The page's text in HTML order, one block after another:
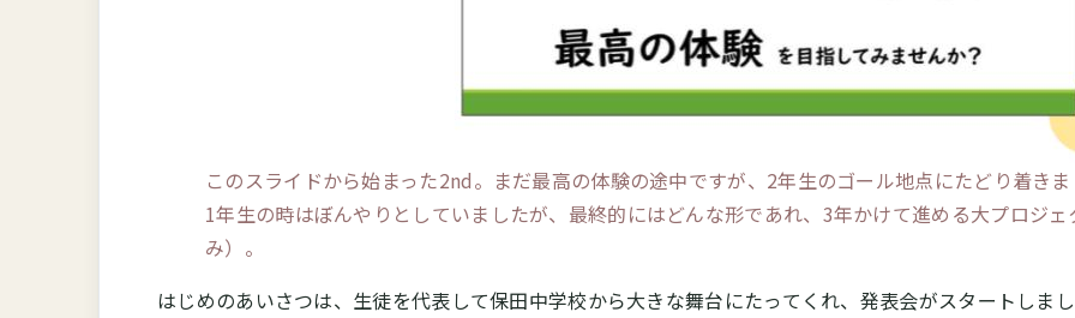
このスライドから始まった2nd。まだ最高の体験の途中ですが、2年生のゴール地点にたどり着き
1年生の時はぼんやりとしていましたが、最終的にはどんな形であれ、3年かけて進める大プロジ
み）。
はじめのあいさつは、生徒を代表して保田中学校から大きな舞台にたってくれ、発表会がスタートしま